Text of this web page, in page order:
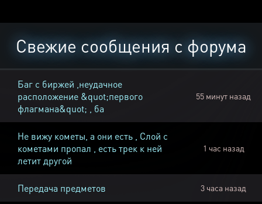
Свежие сообщения с форума
Баг с биржей ,неудачное
расположение &quot;первого
флагмана&quot; , ба
55 минут назад
Не вижу кометы, а они есть , Слой с
кометами пропал , есть трек к ней
летит другой
1 час назад
Передача предметов 3 часа назад